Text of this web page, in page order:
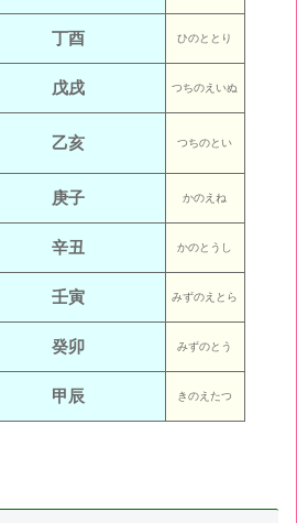
丁酉 ひのととり
戊戌 つちのえいぬ
乙亥 つちのとい
庚子 かのえね
辛丑 かのとうし
壬寅 みずのえとら
癸卯 みずのとう
甲辰 きのえたつ